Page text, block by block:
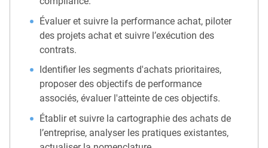
Évaluer et suivre la performance achat, piloter
des projets achat et suivre l’exécution des
contrats.
Identifier les segments d'achats prioritaires,
proposer des objectifs de performance
associés, évaluer l'atteinte de ces objectifs.
Établir et suivre la cartographie des achats de
l’entreprise, analyser les pratiques existantes,